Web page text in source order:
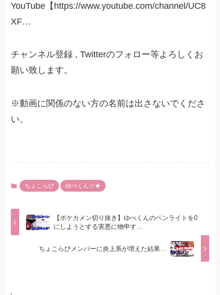
YouTube【https://www.youtube.com/channel/UC8
XF…
チャンネル登録 , Twitterのフォロー等よろしくお
願い致します。
※動画に関係のない方の名前は出さないでくださ
い。
ちょこらび ゆぺくん☆★
【ポケカメン切り抜き】ゆぺくんのペンライトを0
にしようとする害悪に物申す...
ちょこらびメンバーに炎上系が増えた結果…